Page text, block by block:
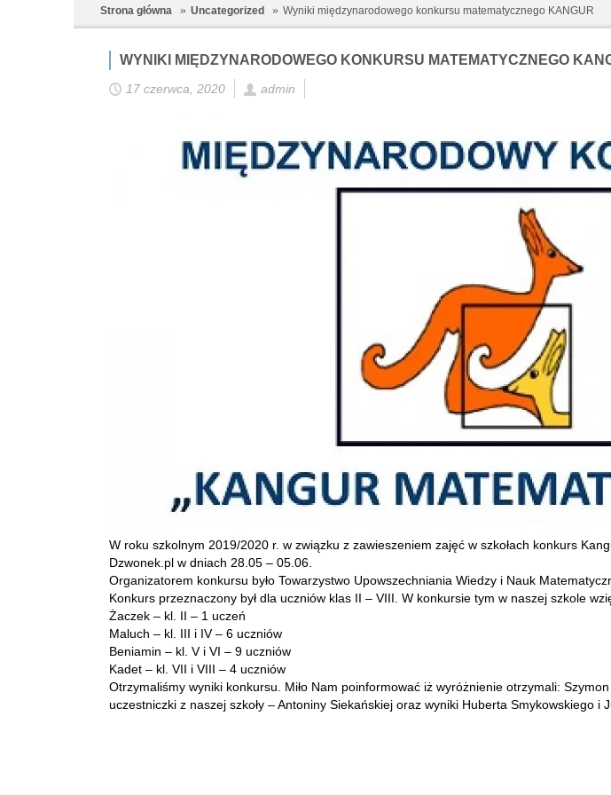
Strona główna Uncategorized Wyniki międzynarodowego konkursu matematycznego KANGUR
WYNIKI MIĘDZYNARODOWEGO KONKURSU MATEMATYCZNEGO
17 czerwca, 2020 admin
W roku szkolnym 2019/2020 r. w związku z zawieszeniem zajęć w szkołach konkurs
Dzwonek.pl w dniach 28.05 – 05.06.
Organizatorem konkursu było Towarzystwo Upowszechniania Wiedzy i Nauk
Konkurs przeznaczony był dla uczniów klas II – VIII. W konkursie tym w naszej szkole
Żaczek – kl. II – 1 uczeń
Maluch – kl. III i IV – 6 uczniów
Beniamin – kl. V i VI – 9 uczniów
Kadet – kl. VII i VIII – 4 uczniów
Otrzymaliśmy wyniki konkursu. Miło Nam poinformować iż wyróżnienie otrzymali:
uczestniczki z naszej szkoły – Antoniny Siekańskiej oraz wyniki Huberta Smykowskiego